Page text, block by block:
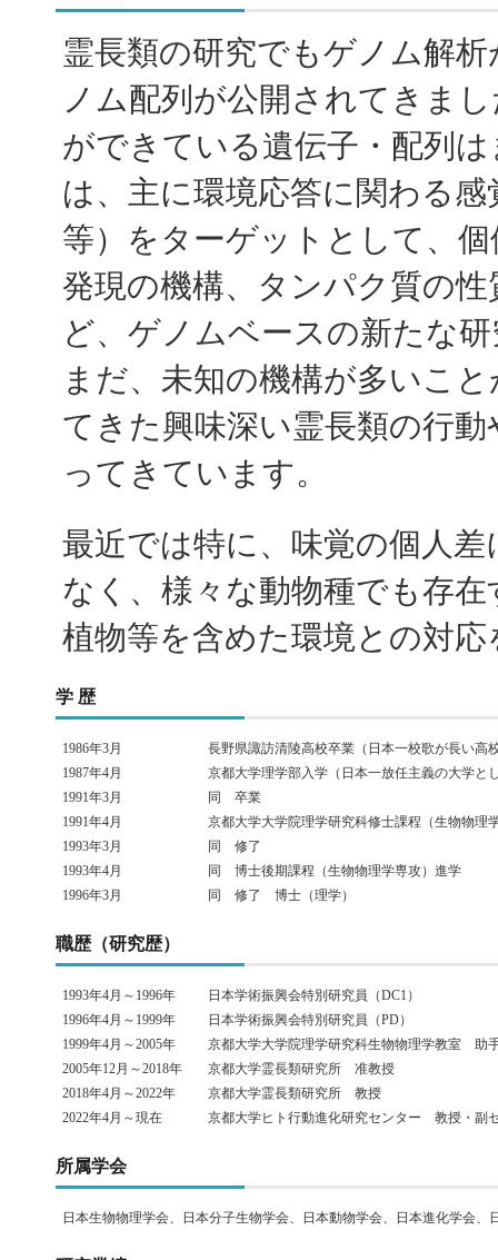
霊長類の研究でもゲノム解
ノム配列が公開されてきま
ができている遺伝子・配列
は、主に環境応答に関わる
等）をターゲットとして、
発現の機構、タンパク質の
ど、ゲノムベースの新たな
まだ、未知の機構が多いこ
てきた興味深い霊長類の行
ってきています。
最近では特に、味覚の個人
なく、様々な動物種でも存
植物等を含めた環境との対
学 歴
1986年3月
長野県諏訪清陵高校卒業（日本一校歌が長い高
1987年4月
京都大学理学部入学（日本一放任主義の大学と
1991年3月
同 卒業
1991年4月
京都大学大学院理学研究科修士課程（生物物理
1993年3月
同 修了
1993年4月
同 博士後期課程（生物物理学専攻）進学
1996年3月
同 修了 博士（理学）
職歴（研究歴）
1993年4月～1996年
日本学術振興会特別研究員（DC1）
1996年4月～1999年
日本学術振興会特別研究員（PD）
1999年4月～2005年
京都大学大学院理学研究科生物物理学教室 助
2005年12月～2018年
京都大学霊長類研究所 准教授
2018年4月～2022年
京都大学霊長類研究所 教授
2022年4月～現在
京都大学ヒト行動進化研究センター 教授・副
所属学会
日本生物物理学会、日本分子生物学会、日本動物学会、日本進化学会